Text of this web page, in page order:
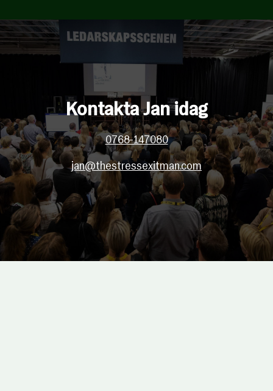
Kontakta Jan idag
0768-147080
jan@thestressexitman.com